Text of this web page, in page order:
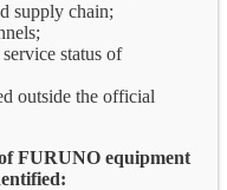
supply chain;
status of
outside the official
FURUNO equipment